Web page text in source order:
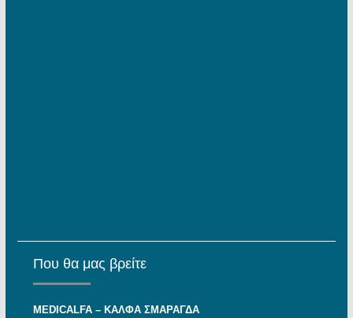
Που θα μας βρείτε
MEDICALFA – KAΛΦΑ ΣΜΑΡΑΓΔΑ